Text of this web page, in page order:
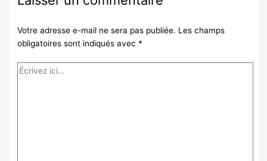
Votre adresse e-mail ne sera pas publiée. Les champs
obligatoires sont indiqués avec *
Écrivez